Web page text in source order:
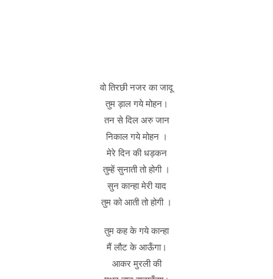
वो तिरछी नजर का जादू
तुम ड़ाल गये मोहन।
तन से दिल अरु जान
निकाल गये मोहन ।
मेरे दिन की धड़कन
तुम्हें सुनाती तो होगी ।
सुन कान्हा मेरी याद
तुम को आती तो होगी ।
तुम कह के गये कान्हा
मैं लौट के आऊँगा।
आकर मुरली की